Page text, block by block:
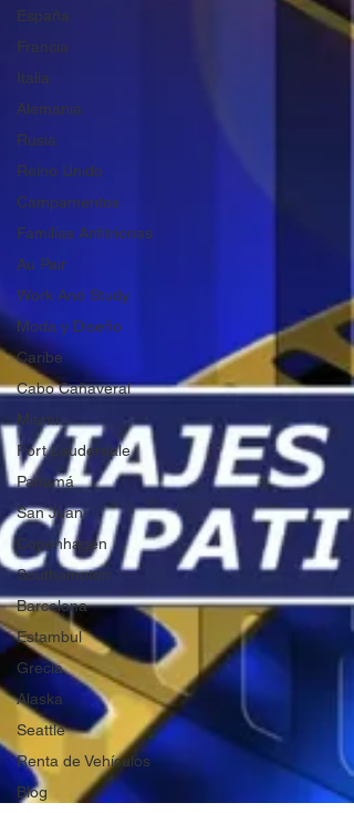
España
Francia
Italia
Alemania
Rusia
Reino Unido
Campamentos
Familias Anfitrionas
Au Pair
Work And Study
Moda y Diseño
Caribe
Cabo Cañaveral
Miami
Fort Lauderdale
Panamá
San Juan
Copenhagen
Southampton
Barcelona
Estambul
Grecia
Alaska
Seattle
Renta de Vehículos
Blog